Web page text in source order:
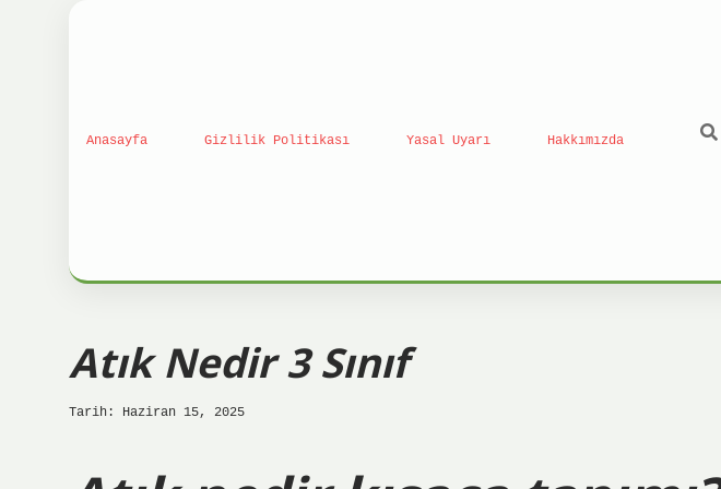
Anasayfa Gizlilik Politikası Yasal Uyarı Hakkımızda
Atık Nedir 3 Sınıf
Tarih: Haziran 15, 2025